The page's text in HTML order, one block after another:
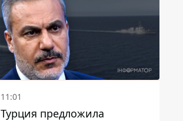
11:01
Турция предложила